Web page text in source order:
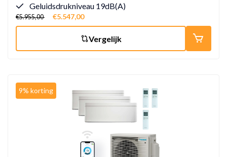
Geluidsdrukniveau 19dB(A)
€5.955,00 €5.547,00
Vergelijk
9% korting